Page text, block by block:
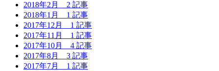
2018年2月 2 記事
2018年1月 1 記事
2017年12月 1 記事
2017年11月 1 記事
2017年10月 4 記事
2017年8月 3 記事
2017年7月 1 記事